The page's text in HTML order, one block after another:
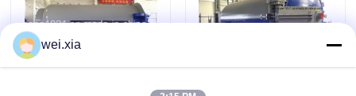
Les affaires
wei.xia